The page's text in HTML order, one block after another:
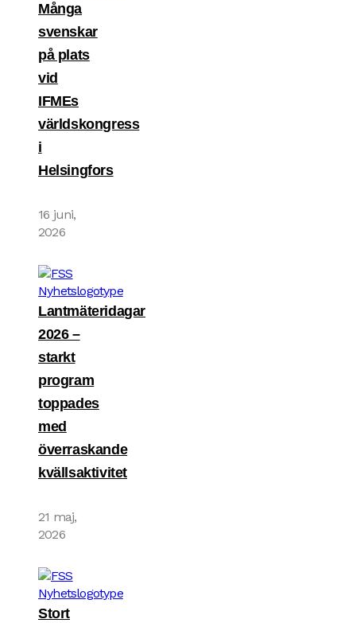
Många
svenskar
på plats
vid
IFMEs
världskongress
i
Helsingfors
16 juni,
2026
Lantmäteridagar
2026 –
starkt
program
toppades
med
överraskande
kvällsaktivitet
21 maj,
2026
Stort